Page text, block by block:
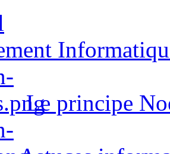
Le principe